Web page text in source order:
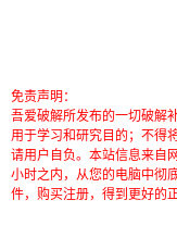
免责声明：
吾爱破解所发布的一切破解
用于学习和研究目的；不得
请用户自负。本站信息来自
小时之内，从您的电脑中彻
件，购买注册，得到更好的